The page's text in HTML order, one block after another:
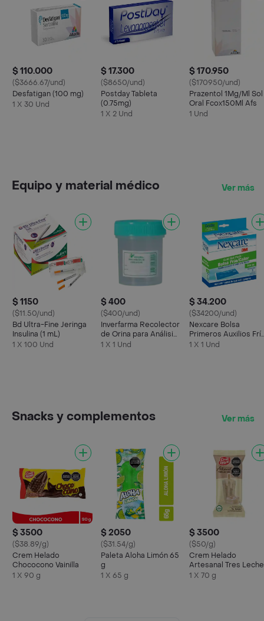
$ 110.000
($3666.67/und)
Desfatigan (100 mg)
1 X 30 Und
$ 17.300
($8650/und)
Postday Tableta
(0.75mg)
1 X 2 Und
$ 170.950
($170950/und)
Prazentol 1Mg/Ml Sol
Oral Fcox150Ml Afs
1 Und
Equipo y material médico Ver más
$ 1150
($11.50/und)
Bd Ultra-Fine Jeringa
Insulina (1 mL)
1 X 100 Und
$ 400
($400/und)
Inverfarma Recolector
de Orina para Análisis
de Laboratorio
1 X 1 Und
$ 34.200
($34200/und)
Nexcare Bolsa
Primeros Auxilios
y Calor
1 X 1 Und
Snacks y complementos Ver más
$ 3500
($38.89/g)
Crem Helado
Chococono Vainilla
1 X 90 g
$ 2050
($31.54/g)
Paleta Aloha Limón 65
g
1 X 65 g
$ 3500
($50/g)
Crem Helado
Artesanal Tres
1 X 70 g